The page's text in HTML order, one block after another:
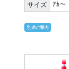
サイズ
ｱｶ～